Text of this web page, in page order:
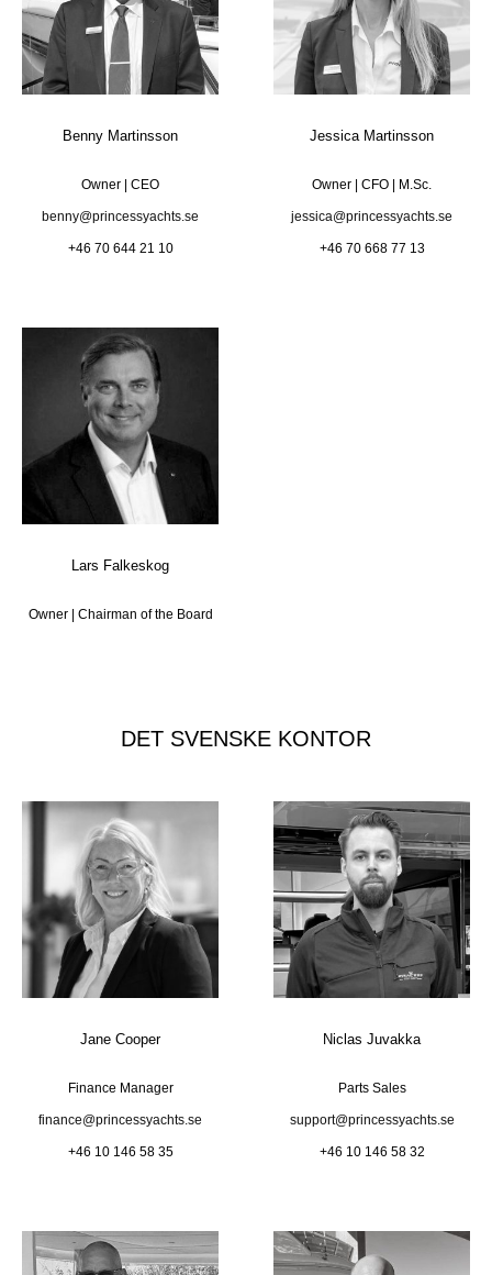
Benny Martinsson
Owner | CEO
benny@princessyachts.se
+46 70 644 21 10
Jessica Martinsson
Owner | CFO | M.Sc.
jessica@princessyachts.se
+46 70 668 77 13
Lars Falkeskog
Owner | Chairman of the Board
DET SVENSKE KONTOR
Jane Cooper
Finance Manager
finance@princessyachts.se
+46 10 146 58 35
Niclas Juvakka
Parts Sales
support@princessyachts.se
+46 10 146 58 32